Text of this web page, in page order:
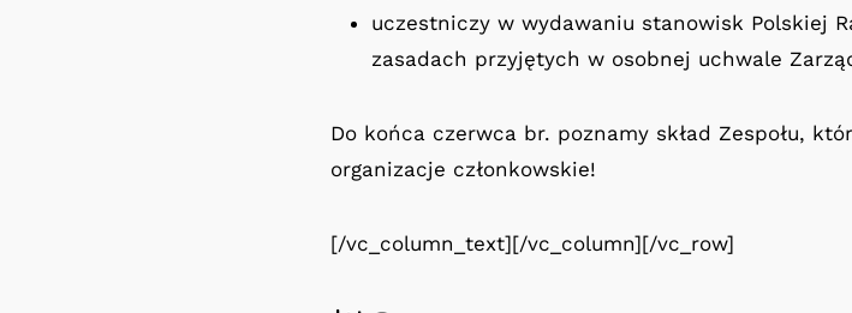
uczestniczy w wydawaniu stanowisk Polskiej
zasadach przyjętych w osobnej uchwale
Do końca czerwca br. poznamy skład Zespołu,
organizacje członkowskie!
[/vc_column_text][/vc_column][/vc_row]